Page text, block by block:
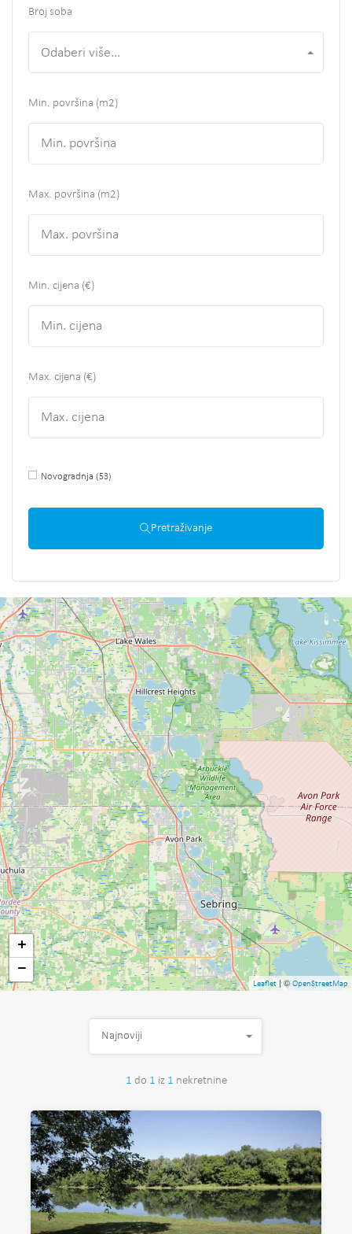
Broj soba
Odaberi više...
Min. površina (m2)
Max. površina (m2)
Min. cijena (€)
Max. cijena (€)
Novogradnja (53)
Pretraživanje
+
−
Leaflet | ©OpenStreetMap
1 do 1 iz 1 nekretnine
Najnoviji